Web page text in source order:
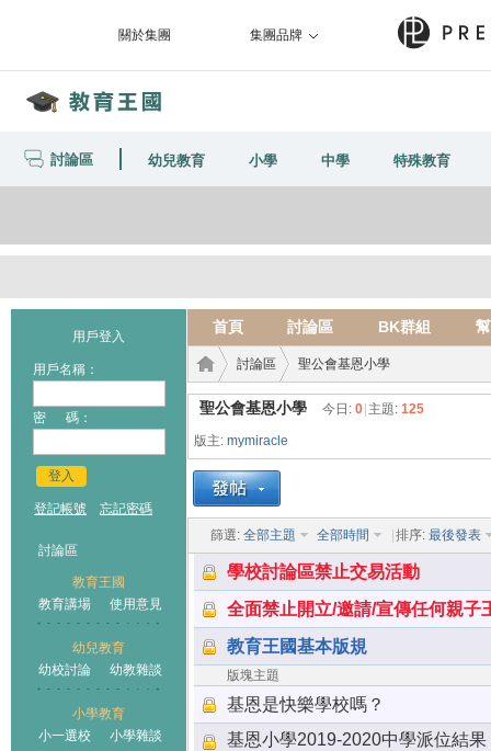
關於集團 集團品牌
討論區 幼兒教育 小學 中學 特殊教育
用戶登入
用戶名稱：
密 碼：
登入
登記帳號 忘記密碼
討論區
教育王國
教育講場
使用意見
幼兒教育
幼校討論
幼教雜談
小學教育
小一選校
小學雜談
首頁 討論區 BK群組
教育›
討論區
›
聖公會基恩小學
聖公會基恩小學 今日: 0 主題: 125
版主: mymiracle
篩選: 全部主題 全部時間 排序: 最後發表
學校討論區禁止交易活動
全面禁止開立/邀請/宣傳任何親子
教育王國基本版規
版塊主題
基恩是快樂學校嗎？
基恩小學2019-2020中學派位結果